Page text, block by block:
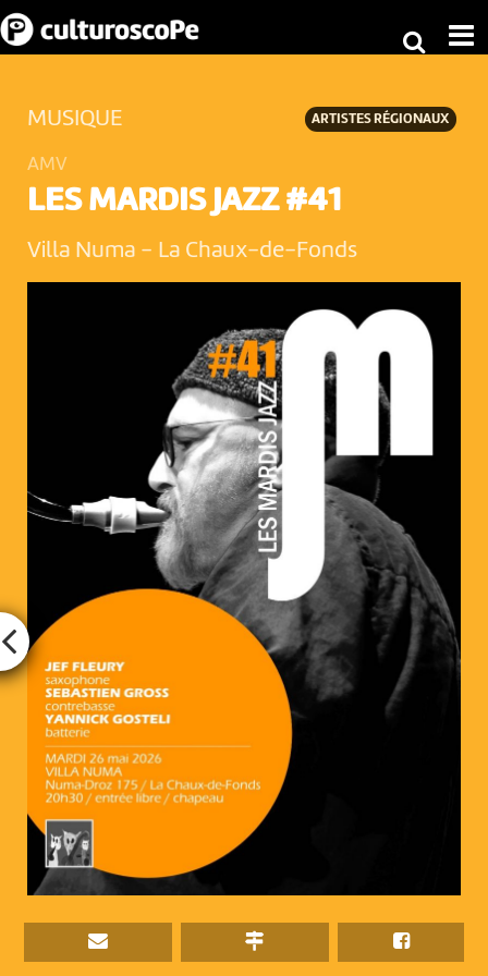
ARTISTES RÉGIONAUX
MUSIQUE
AMV
LES MARDIS JAZZ #41
Villa Numa - La Chaux-de-Fonds